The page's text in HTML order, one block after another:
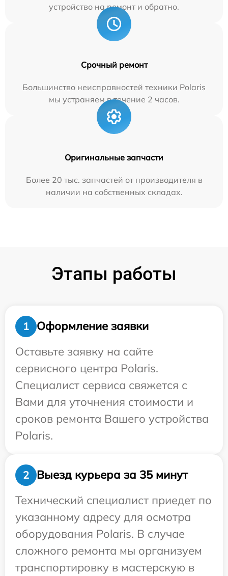
устройство на ремонт и обратно.
Срочный ремонт
Большинство неисправностей техники Polaris
мы устраняем в течение 2 часов.
Оригинальные запчасти
Более 20 тыс. запчастей от производителя в
наличии на собственных складах.
Этапы работы
1
Оформление заявки
Оставьте заявку на сайте
сервисного центра Polaris.
Специалист сервиса свяжется с
Вами для уточнения стоимости и
сроков ремонта Вашего устройства
Polaris.
2
Выезд курьера за 35 минут
Технический специалист приедет по
указанному адресу для осмотра
оборудования Polaris. В случае
сложного ремонта мы организуем
транспортировку в мастерскую в